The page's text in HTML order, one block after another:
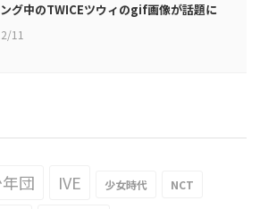
グ中のTWICEツウィのgif画像が話題に
11
団 IVE 少女時代 NCT